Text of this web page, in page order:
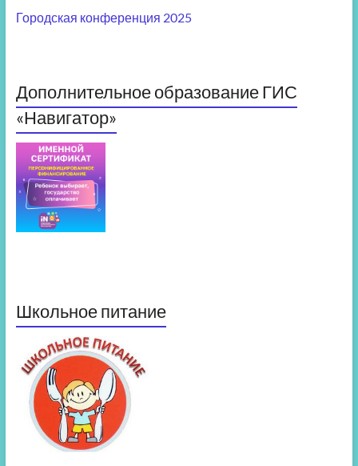
Городская конференция 2025
Дополнительное образование ГИС
«Навигатор»
Школьное питание